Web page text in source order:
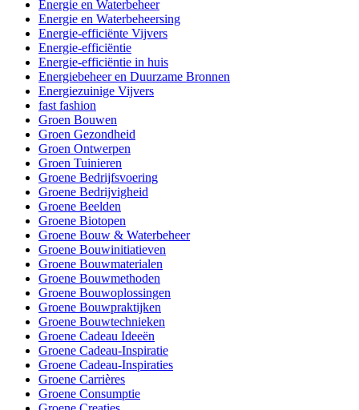
Energie en Waterbeheer
Energie en Waterbeheersing
Energie-efficiënte Vijvers
Energie-efficiëntie
Energie-efficiëntie in huis
Energiebeheer en Duurzame Bronnen
Energiezuinige Vijvers
fast fashion
Groen Bouwen
Groen Gezondheid
Groen Ontwerpen
Groen Tuinieren
Groene Bedrijfsvoering
Groene Bedrijvigheid
Groene Beelden
Groene Biotopen
Groene Bouw & Waterbeheer
Groene Bouwinitiatieven
Groene Bouwmaterialen
Groene Bouwmethoden
Groene Bouwoplossingen
Groene Bouwpraktijken
Groene Bouwtechnieken
Groene Cadeau Ideeën
Groene Cadeau-Inspiratie
Groene Cadeau-Inspiraties
Groene Carrières
Groene Consumptie